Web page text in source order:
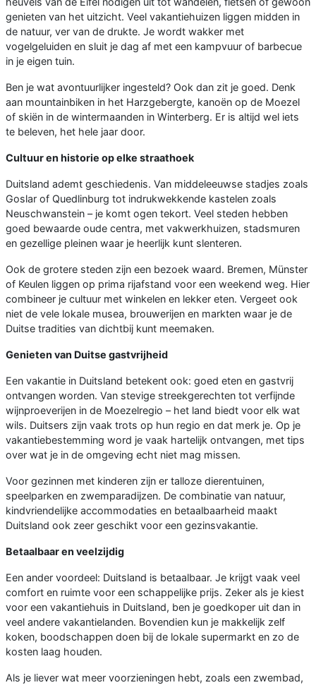
genieten van het uitzicht. Veel vakantiehuizen liggen midden in
de natuur, ver van de drukte. Je wordt wakker met
vogelgeluiden en sluit je dag af met een kampvuur of barbecue
in je eigen tuin.
Ben je wat avontuurlijker ingesteld? Ook dan zit je goed. Denk
aan mountainbiken in het Harzgebergte, kanoën op de Moezel
of skiën in de wintermaanden in Winterberg. Er is altijd wel iets
te beleven, het hele jaar door.
Cultuur en historie op elke straathoek
Duitsland ademt geschiedenis. Van middeleeuwse stadjes zoals
Goslar of Quedlinburg tot indrukwekkende kastelen zoals
Neuschwanstein – je komt ogen tekort. Veel steden hebben
goed bewaarde oude centra, met vakwerkhuizen, stadsmuren
en gezellige pleinen waar je heerlijk kunt slenteren.
Ook de grotere steden zijn een bezoek waard. Bremen, Münster
of Keulen liggen op prima rijafstand voor een weekend weg. Hier
combineer je cultuur met winkelen en lekker eten. Vergeet ook
niet de vele lokale musea, brouwerijen en markten waar je de
Duitse tradities van dichtbij kunt meemaken.
Genieten van Duitse gastvrijheid
Een vakantie in Duitsland betekent ook: goed eten en gastvrij
ontvangen worden. Van stevige streekgerechten tot verfijnde
wijnproeverijen in de Moezelregio – het land biedt voor elk wat
wils. Duitsers zijn vaak trots op hun regio en dat merk je. Op je
vakantiebestemming word je vaak hartelijk ontvangen, met tips
over wat je in de omgeving echt niet mag missen.
Voor gezinnen met kinderen zijn er talloze dierentuinen,
speelparken en zwemparadijzen. De combinatie van natuur,
kindvriendelijke accommodaties en betaalbaarheid maakt
Duitsland ook zeer geschikt voor een gezinsvakantie.
Betaalbaar en veelzijdig
Een ander voordeel: Duitsland is betaalbaar. Je krijgt vaak veel
comfort en ruimte voor een schappelijke prijs. Zeker als je kiest
voor een vakantiehuis in Duitsland, ben je goedkoper uit dan in
veel andere vakantielanden. Bovendien kun je makkelijk zelf
koken, boodschappen doen bij de lokale supermarkt en zo de
kosten laag houden.
Als je liever wat meer voorzieningen hebt, zoals een zwembad,